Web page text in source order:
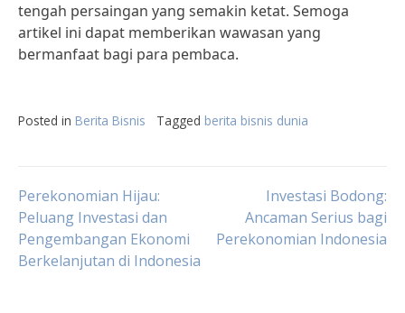
tengah persaingan yang semakin ketat. Semoga
artikel ini dapat memberikan wawasan yang
bermanfaat bagi para pembaca.
Posted in Berita Bisnis Tagged berita bisnis dunia
Post
navigation
Perekonomian Hijau:
Peluang Investasi dan
Pengembangan Ekonomi
Berkelanjutan di Indonesia
Investasi Bodong:
Ancaman Serius bagi
Perekonomian Indonesia